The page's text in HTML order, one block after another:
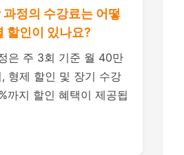
과정의 수강료는 어떻
할인이 있나요?
은 주 3회 기준 월 40만
형제 할인 및 장기 수강
까지 할인 혜택이 제공됩